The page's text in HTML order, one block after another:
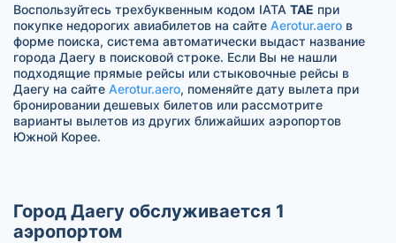
Воспользуйтесь трехбуквенным кодом IATA TAE при
покупке недорогих авиабилетов на сайте Aerotur.aero в
форме поиска, система автоматически выдаст название
города Даегу в поисковой строке. Если Вы не нашли
подходящие прямые рейсы или стыковочные рейсы в
Даегу на сайте Aerotur.aero, поменяйте дату вылета при
бронировании дешевых билетов или рассмотрите
варианты вылетов из других ближайших аэропортов
Южной Корее.
Город Даегу обслуживается 1
аэропортом